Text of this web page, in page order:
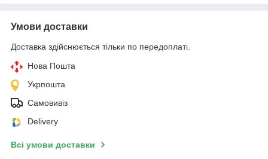
Умови доставки
Доставка здійснюється тільки по передоплаті.
Нова Пошта
Укрпошта
Самовивіз
Delivery
Всі умови доставки